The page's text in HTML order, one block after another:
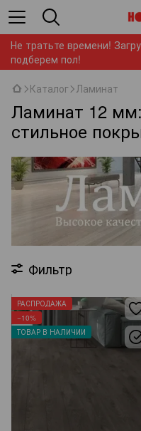
Не тратьте времени!
подберем пол!
Каталог Ламинат
Ламинат 12
стильное
Фильтр
РАСПРОДАЖА
−10%
ТОВАР В НАЛИЧИИ